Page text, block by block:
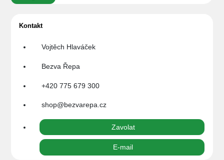
Kontakt
Vojtěch Hlaváček
Bezva Řepa
+420 775 679 300
shop@bezvarepa.cz
Zavolat
E-mail